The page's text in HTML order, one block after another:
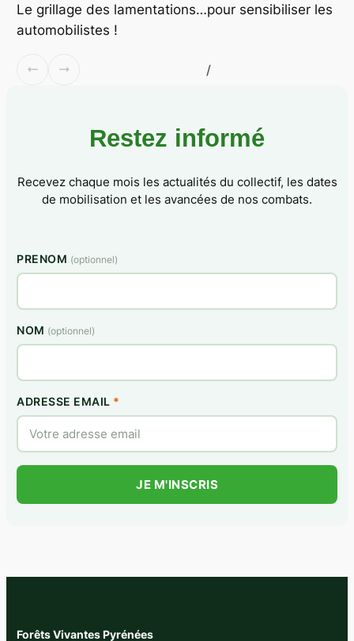
Le grillage des lamentations…pour sensibiliser les
automobilistes !
/
Restez informé
Recevez chaque mois les actualités du collectif, les dates
de mobilisation et les avancées de nos combats.
PRENOM (optionnel)
NOM (optionnel)
ADRESSE EMAIL *
Forêts Vivantes Pyrénées